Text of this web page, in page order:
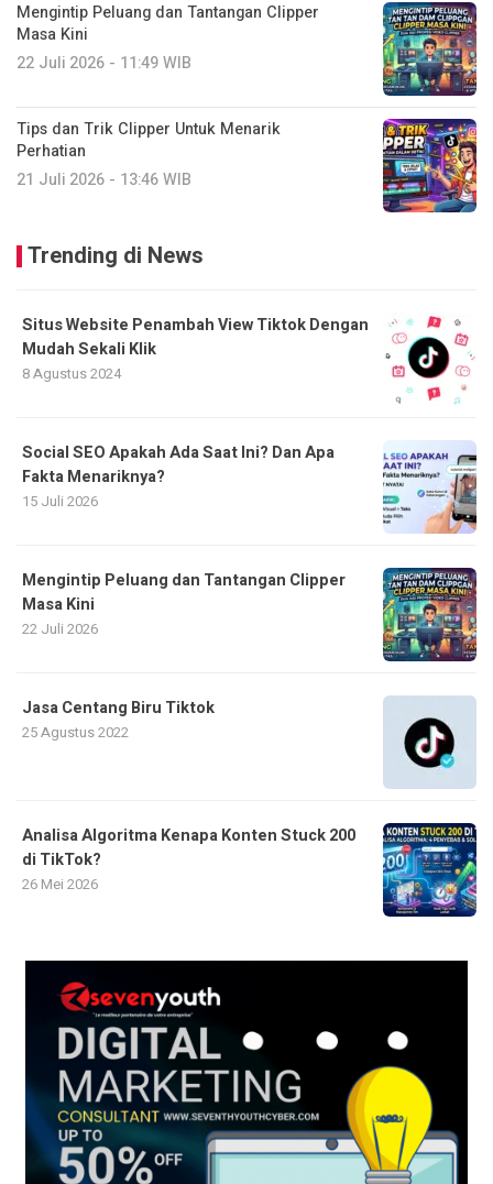
Mengintip Peluang dan Tantangan Clipper
Masa Kini
22 Juli 2026 - 11:49 WIB
Tips dan Trik Clipper Untuk Menarik
Perhatian
21 Juli 2026 - 13:46 WIB
Trending di News
Situs Website Penambah View Tiktok Dengan
Mudah Sekali Klik
8 Agustus 2024
Social SEO Apakah Ada Saat Ini? Dan Apa
Fakta Menariknya?
15 Juli 2026
Mengintip Peluang dan Tantangan Clipper
Masa Kini
22 Juli 2026
Jasa Centang Biru Tiktok
25 Agustus 2022
Analisa Algoritma Kenapa Konten Stuck 200
di TikTok?
26 Mei 2026